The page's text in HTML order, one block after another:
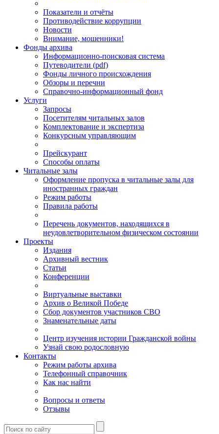
Показатели и отчёты
Противодействие коррупции
Новости
Внимание, мошенники!
Фонды архива
Информационно-поисковая система
Путеводители (pdf)
Фонды личного происхождения
Обзоры и перечни
Справочно-информационный фонд
Услуги
Запросы
Посетителям читальных залов
Комплектование и экспертиза
Конкурсным управляющим
Прейскурант
Способы оплаты
Читальные залы
Оформление пропуска в читальные залы для
иностранных граждан
Режим работы
Правила работы
Перечень документов, находящихся в
неудовлетворительном физическом состоянии
Проекты
Издания
Архивный вестник
Статьи
Конференции
Виртуальные выставки
Архив о Великой Победе
Сбор документов участников СВО
Знаменательные даты
Центр изучения истории Гражданской войны
Узнай свою родословную
Контакты
Режим работы архива
Телефонный справочник
Как нас найти
Вопросы и ответы
Отзывы